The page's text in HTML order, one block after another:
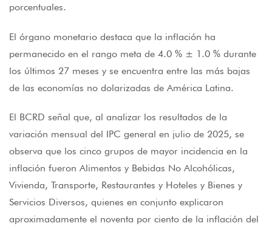
porcentuales.
El órgano monetario destaca que la inflación ha
permanecido en el rango meta de 4.0 % ± 1.0 % durante
los últimos 27 meses y se encuentra entre las más bajas
de las economías no dolarizadas de América Latina.
El BCRD señal que, al analizar los resultados de la
variación mensual del IPC general en julio de 2025, se
observa que los cinco grupos de mayor incidencia en la
inflación fueron Alimentos y Bebidas No Alcohólicas,
Vivienda, Transporte, Restaurantes y Hoteles y Bienes y
Servicios Diversos, quienes en conjunto explicaron
aproximadamente el noventa por ciento de la inflación del